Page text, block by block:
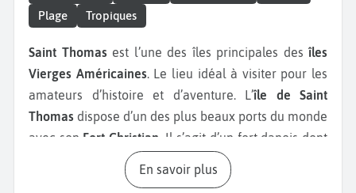
Plage
Tropiques
Saint Thomas est l’une des îles principales des îles
Vierges Américaines. Le lieu idéal à visiter pour les
amateurs d’histoire et d’aventure. L’île de Saint
Thomas dispose d’un des plus beaux ports du monde
avec son Fort Christian . Il s’agit d’un fort danois dont
la construction a débuté en 1680 et s’est terminée
presque 2 siècles plus tard, en 1874. Il est le
En savoir plus